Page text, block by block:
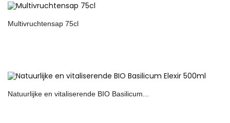
Multivruchtensap 75cl
Natuurlijke en vitaliserende BIO Basilicum...